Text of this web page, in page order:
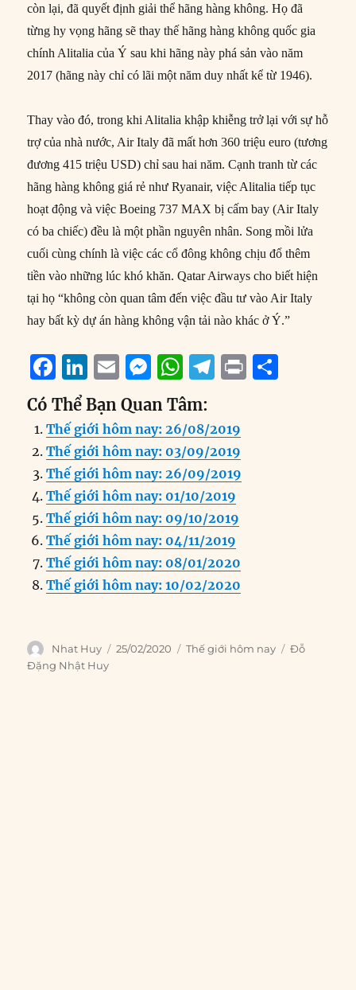
còn lại, đã quyết định giải thể hãng hàng không. Họ đã
từng hy vọng hãng sẽ thay thế hãng hàng không quốc gia
chính Alitalia của Ý sau khi hãng này phá sản vào năm
2017 (hãng này chỉ có lãi một năm duy nhất kể từ 1946).
Thay vào đó, trong khi Alitalia khập khiễng trở lại với sự hỗ
trợ của nhà nước, Air Italy đã mất hơn 360 triệu euro (tương
đương 415 triệu USD) chỉ sau hai năm. Cạnh tranh từ các
hãng hàng không giá rẻ như Ryanair, việc Alitalia tiếp tục
hoạt động và việc Boeing 737 MAX bị cấm bay (Air Italy
có ba chiếc) đều là một phần nguyên nhân. Song mồi lửa
cuối cùng chính là việc các cổ đông không chịu đổ thêm
tiền vào những lúc khó khăn. Qatar Airways cho biết hiện
tại họ “không còn quan tâm đến việc đầu tư vào Air Italy
hay bất kỳ dự án hàng không vận tải nào khác ở Ý.”
F
a
c
e
b
o
o
k
Li
n
k
e
d
I
n
E
m
ai
l
M
ss
e
n
g
er
W
h
at
s
A
p
p
T
e
g
r
a
m
P
Có Thể Bạn Quan Tâm:
Thế giới hôm nay: 26/08/2019
Thế giới hôm nay: 03/09/2019
Thế giới hôm nay: 26/09/2019
Thế giới hôm nay: 01/10/2019
Thế giới hôm nay: 09/10/2019
Thế giới hôm nay: 04/11/2019
Thế giới hôm nay: 08/01/2020
Thế giới hôm nay: 10/02/2020
Author
Nhat Huy
Posted
25/02/2020 Categories
Thế giới hôm nay Tags
Đỗ
Đặng Nhật Huy